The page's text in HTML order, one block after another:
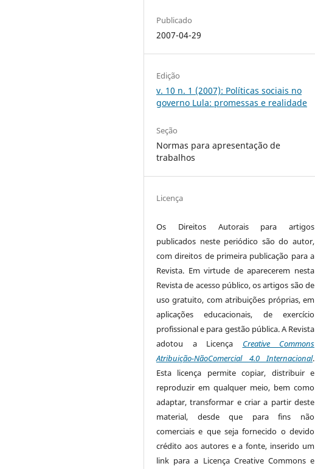
Publicado
2007-04-29
Edição
v. 10 n. 1 (2007): Políticas sociais no
governo Lula: promessas e realidade
Seção
Normas para apresentação de
trabalhos
Licença
Os Direitos Autorais para artigos
publicados neste periódico são do autor,
com direitos de primeira publicação para a
Revista. Em virtude de aparecerem nesta
Revista de acesso público, os artigos são de
uso gratuito, com atribuições próprias, em
aplicações educacionais, de exercício
profissional e para gestão pública. A Revista
adotou a Licença Creative Commons
Atribuição-NãoComercial 4.0 Internacional.
Esta licença permite copiar, distribuir e
reproduzir em qualquer meio, bem como
adaptar, transformar e criar a partir deste
material, desde que para fins não
comerciais e que seja fornecido o devido
crédito aos autores e a fonte, inserido um
link para a Licença Creative Commons e